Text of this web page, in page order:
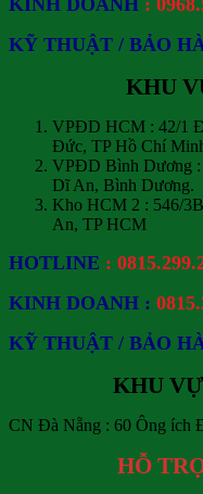
KỸ THUẬT / BẢO
KHU
VPĐD HCM : 42/1
Đức, TP Hồ Chí
VPĐD Bình Dương :
Dĩ An, Bình Dương.
Kho HCM 2 : 546/
An, TP HCM
HOTLINE :
KINH DOANH :
KỸ THUẬT / BẢO
KHU
CN Đà Nẵng : 60 Ông ích
HỖ